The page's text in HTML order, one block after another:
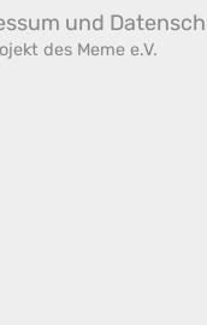
und
des Meme e.V.